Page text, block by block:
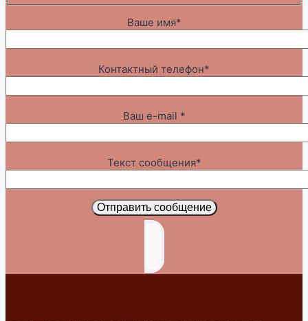
Ваше имя*
Контактный телефон*
Ваш e-mail *
Текст сообщения*
Отправить сообщение